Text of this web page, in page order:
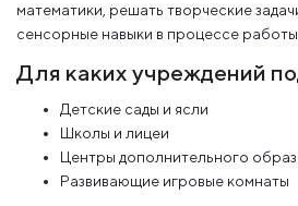
математики, решать творческие
сенсорные навыки в процессе
Для каких учреждений
Детские сады и ясли
Школы и лицеи
Центры дополнительного
Развивающие игровые комнаты